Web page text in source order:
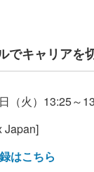
でキャリア
（火）13:25～
Japan]
はこちら